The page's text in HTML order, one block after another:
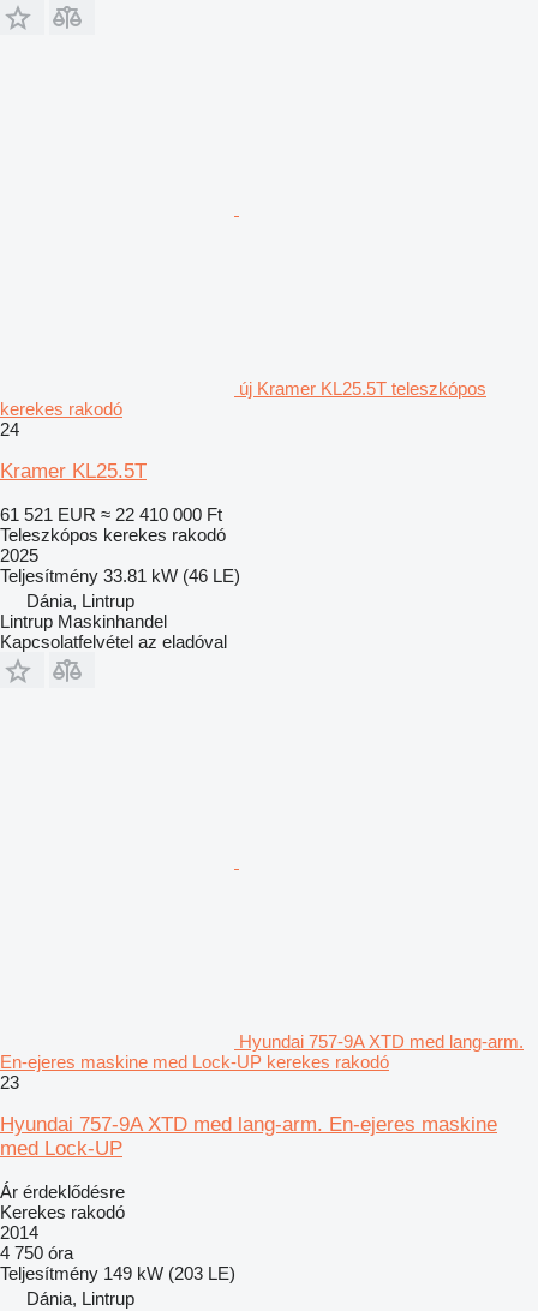
új Kramer KL25.5T teleszkópos
kerekes rakodó
24
Kramer KL25.5T
61 521 EUR ≈ 22 410 000 Ft
Teleszkópos kerekes rakodó
2025
Teljesítmény 33.81 kW (46 LE)
Dánia, Lintrup
Lintrup Maskinhandel
Kapcsolatfelvétel az eladóval
Hyundai 757-9A XTD med lang-arm.
En-ejeres maskine med Lock-UP kerekes rakodó
23
Hyundai 757-9A XTD med lang-arm. En-ejeres maskine
med Lock-UP
Ár érdeklődésre
Kerekes rakodó
2014
4 750 óra
Teljesítmény 149 kW (203 LE)
Dánia, Lintrup